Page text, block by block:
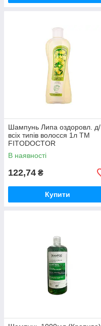
Шампунь Липа оздоровл. д/
всіх типів волосся 1л ТМ
FITODOCTOR
В наявності
122,74 ₴
Купити